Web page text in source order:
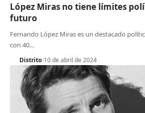
López Miras no tiene límites
futuro
Fernando López Miras es un destacado
con 40…
Distrito 10 de abril de 2024